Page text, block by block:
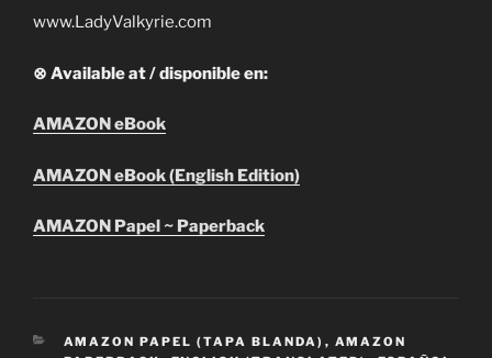
www.LadyValkyrie.com
⊗ Available at / disponible en:
AMAZON eBook
AMAZON eBook (English Edition)
AMAZON Papel ~ Paperback
CATEGORIES
AMAZON PAPEL (TAPA BLANDA) , AMAZON